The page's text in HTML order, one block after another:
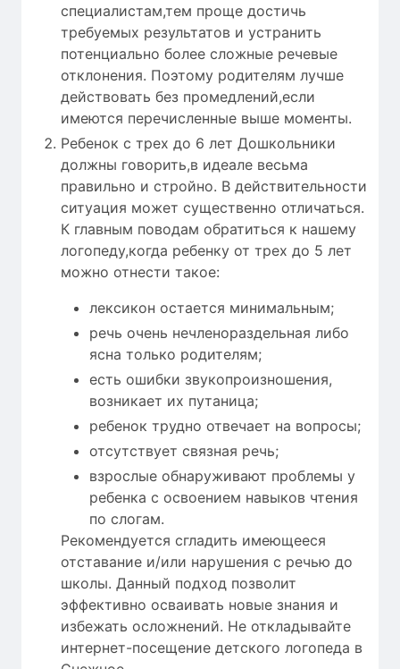
специалистам,тем проще достичь
требуемых результатов и устранить
потенциально более сложные речевые
отклонения. Поэтому родителям лучше
действовать без промедлений,если
имеются перечисленные выше моменты.
Ребенок с трех до 6 лет Дошкольники
должны говорить,в идеале весьма
правильно и стройно. В действительности
ситуация может существенно отличаться.
К главным поводам обратиться к нашему
логопеду,когда ребенку от трех до 5 лет
можно отнести такое:
лексикон остается минимальным;
речь очень нечленораздельная либо
ясна только родителям;
есть ошибки звукопроизношения,
возникает их путаница;
ребенок трудно отвечает на вопросы;
отсутствует связная речь;
взрослые обнаруживают проблемы у
ребенка с освоением навыков чтения
по слогам.
Рекомендуется сгладить имеющееся
отставание и/или нарушения с речью до
школы. Данный подход позволит
эффективно осваивать новые знания и
избежать осложнений. Не откладывайте
интернет-посещение детского логопеда в